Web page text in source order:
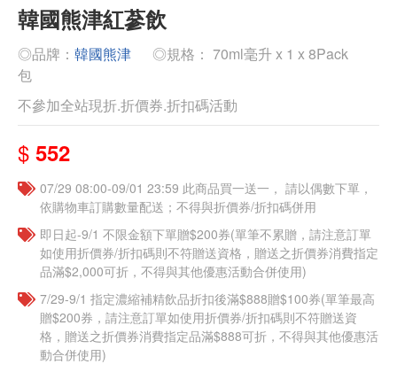
韓國熊津紅蔘飲
◎品牌： 韓國熊津
◎規格： 70ml毫升 x 1 x 8Pack
包
不參加全站現折.折價券.折扣碼活動
$ 552
07/29 08:00-09/01 23:59 此商品買一送一， 請以偶數下單，
依購物車訂購數量配送；不得與折價券/折扣碼併用
即日起-9/1 不限金額下單贈$200券(單筆不累贈，請注意訂單
如使用折價券/折扣碼則不符贈送資格，贈送之折價券消費指定
品滿$2,000可折，不得與其他優惠活動合併使用)
7/29-9/1 指定濃縮補精飲品​折扣後滿$888贈$100券(單筆最高
贈$200券，請注意訂單如使用折價券/折扣碼則不符贈送資
格，贈送之折價券消費指定品滿$888可折，不得與其他優惠活
動合併使用)